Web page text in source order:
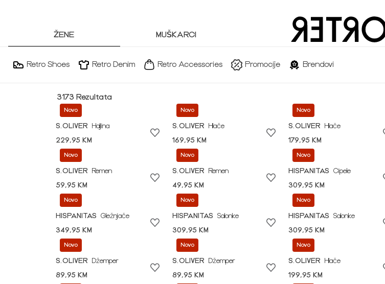
ŽENE MUŠKARCI
Retro Shoes Retro Denim Retro Accessories Promocije Brendovi
3173 Rezultata
Novo
S.OLIVER
Haljina
229,95 KM
Novo
S.OLIVER
Hlače
169,95 KM
Novo
S.OLIVER
Hlače
179,95 KM
Novo
S.OLIVER
Remen
59,95 KM
Novo
S.OLIVER
Remen
49,95 KM
Novo
HISPANITAS
Cipele
309,95 KM
Novo
HISPANITAS
Gležnjače
349,95 KM
Novo
HISPANITAS
Salonke
309,95 KM
Novo
HISPANITAS
Salonke
309,95 KM
Novo
S.OLIVER
Džemper
89,95 KM
Novo
S.OLIVER
Džemper
89,95 KM
Novo
S.OLIVER
Hlače
199,95 KM